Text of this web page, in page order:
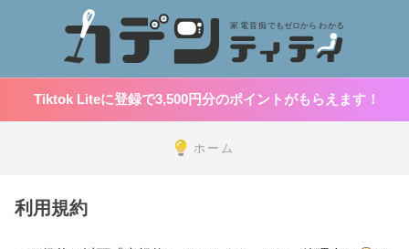
Tiktok Liteに登録で3,500円分のポイントがもらえます！
ホーム
利用規約